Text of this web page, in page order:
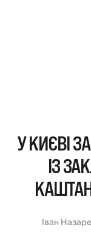
У КИЄВІ
ІЗ
Іван